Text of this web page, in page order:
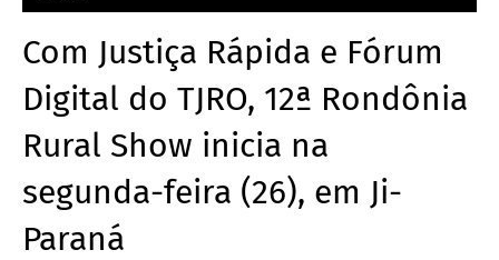
Com Justiça Rápida e Fórum
Digital do TJRO, 12ª Rondônia
Rural Show inicia na
segunda-feira (26), em Ji-
Paraná